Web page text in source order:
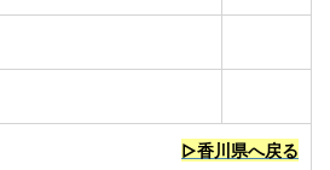
▷香川県へ戻る